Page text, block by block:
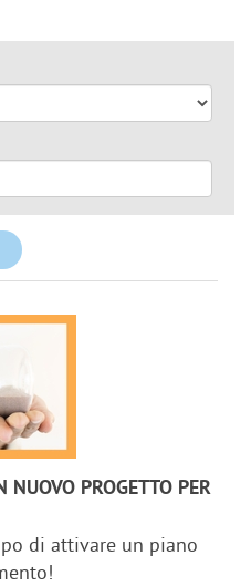
PROGETTO PER
di attivare un piano